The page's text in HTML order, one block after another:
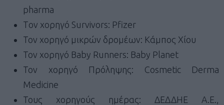
pharma
Tον χορηγό Survivors: Pfizer
Τον χορηγό μικρών δρομέων: Κάμπος Χίου
Τον χορηγό Baby Runners: Baby Planet
Τον χορηγό Πρόληψης: Cosmetic Derma
Medicine
Τους χορηγούς ημέρας: ΔΕΔΔΗΕ Α.Ε.,